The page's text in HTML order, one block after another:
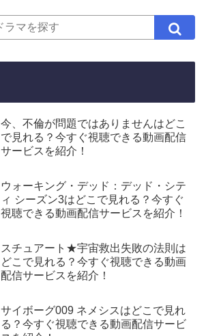
今、不倫が問題ではありませんはどこ
で見れる？今すぐ視聴できる動画配信
サービスを紹介！
ウォーキング・デッド：デッド・シテ
ィ シーズン3はどこで見れる？今すぐ
視聴できる動画配信サービスを紹介！
スチュアート★宇宙救出失敗の法則は
どこで見れる？今すぐ視聴できる動画
配信サービスを紹介！
サイボーグ009 ネメシスはどこで見れ
る？今すぐ視聴できる動画配信サービ